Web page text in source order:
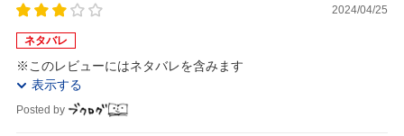
2024/04/25
ネタバレ
※このレビューにはネタバレを含みます
表示する
Posted by